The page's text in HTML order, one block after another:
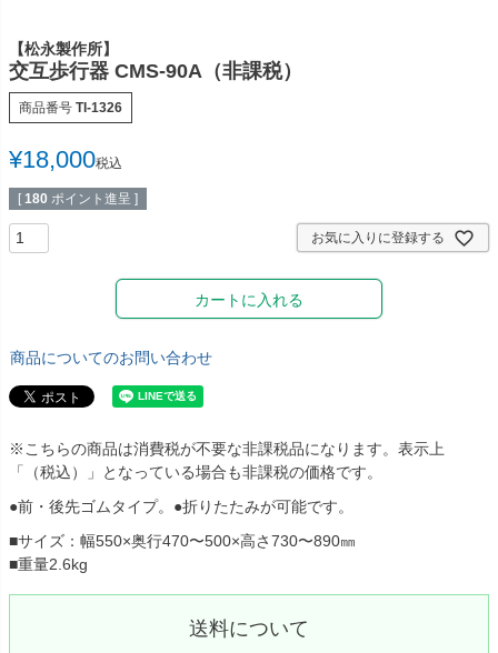
ディスポーザブルカバー スリッパ・シューズ
ワゴン／ダストボックス
担架
ホームケア・ヘルスケア
用品
エアクリーナー／スリッ
パクリーナー
リハビリ・トレーニング
用品
【松永製作所】
交互歩行器 CMS-90A（非課税）
商品番号 TI-1326
¥18,000税込
[ 180 ポイント進呈 ]
お気に入りに登録する
カートに入れる
商品についてのお問い合わせ
※こちらの商品は消費税が不要な非課税品になります。表示上
「（税込）」となっている場合も非課税の価格です。
●前・後先ゴムタイプ。●折りたたみが可能です。
■サイズ：幅550×奥行470〜500×高さ730〜890㎜
■重量2.6kg
送料について